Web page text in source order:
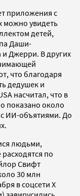
приложения с
можно увидеть
детей,
Даши-
Джерри. В других
что благодаря
дедушек и
насчитал, что в
показано около
ИИ-объятиями. До
людьми,
по
Свифт
30 млн
в соцсети X